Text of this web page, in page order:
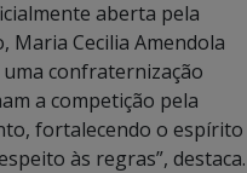
aberta pela
Maria Cecilia Amendola
uma confraternização
a competição pela
fortalecendo o espírito
às regras”, destaca.